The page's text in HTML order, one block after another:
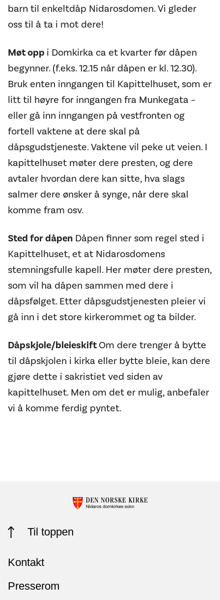
barn til enkeltdåp Nidarosdomen. Vi gleder
oss til å ta i mot dere!
Møt opp i Domkirka ca et kvarter før dåpen
begynner. (f.eks. 12.15 når dåpen er kl. 12.30).
Bruk enten inngangen til Kapittelhuset, som er
litt til høyre for inngangen fra Munkegata –
eller gå inn inngangen på vestfronten og
fortell vaktene at dere skal på
dåpsgudstjeneste. Vaktene vil peke ut veien. I
kapittelhuset møter dere presten, og dere
avtaler hvordan dere kan sitte, hva slags
salmer dere ønsker å synge, når dere skal
komme fram osv.
Sted for dåpen Dåpen finner som regel sted i
Kapittelhuset, et at Nidarosdomens
stemningsfulle kapell. Her møter dere presten,
som vil ha dåpen sammen med dere i
dåpsfølget. Etter dåpsgudstjenesten pleier vi
gå inn i det store kirkerommet og ta bilder.
Dåpskjole/bleieskiftOm dere trenger å bytte
til dåpskjolen i kirka eller bytte bleie, kan dere
gjøre dette i sakristiet ved siden av
kapittelhuset. Men om det er mulig, anbefaler
vi å komme ferdig pyntet.
Kontakt
Presserom
Til toppen